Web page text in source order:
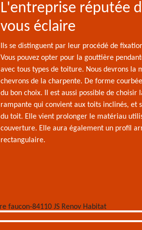
L'entreprise réputée
vous éclaire
Ils se distinguent par leur procédé de
Vous pouvez opter pour la gouttière
avec tous types de toiture. Nous devrons la
chevrons de la charpente. De forme
du bon choix. Il est aussi possible de choisir
rampante qui convient aux toits inclinés, et
du toit. Elle vient prolonger le matériau
couverture. Elle aura également un profil
rectangulaire.